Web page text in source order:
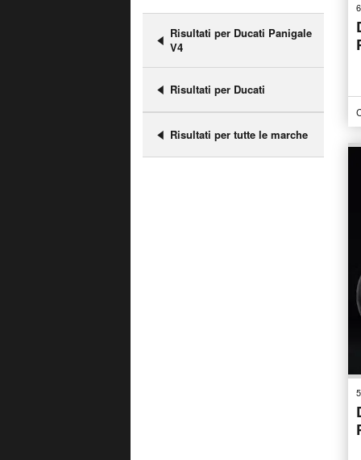
Risultati per Ducati Panigale
V4
Risultati per Ducati
Risultati per tutte le marche